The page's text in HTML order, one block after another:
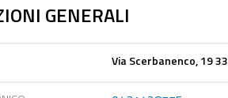
GENERALI
Via Scerbanenco, 19